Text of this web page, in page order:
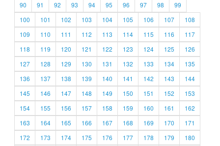
90
91 92 93 94 95 96 97 98
99
100
101 102 103 104 105 106 107
108
109
110 111 112 113 114 115 116
117
118
119 120 121 122 123 124 125
126
127
128 129 130 131 132 133 134
135
136
137 138 139 140 141 142 143
144
145
146 147 148 149 150 151 152
153
154
155 156 157 158 159 160 161
162
163
164 165 166 167 168 169 170
171
172
173 174 175 176 177 178 179
180